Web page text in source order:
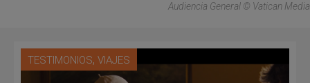
Audiencia General © Vatican Media
TESTIMONIOS, VIAJES